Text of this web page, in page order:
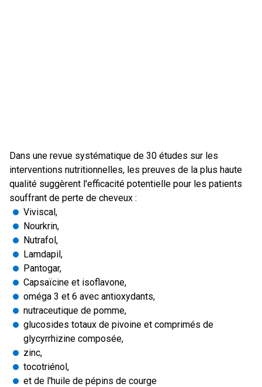
Dans une revue systématique de 30 études sur les
interventions nutritionnelles, les preuves de la plus haute
qualité suggèrent l'efficacité potentielle pour les patients
souffrant de perte de cheveux :
Viviscal,
Nourkrin,
Nutrafol,
Lamdapil,
Pantogar,
Capsaïcine et isoflavone,
oméga 3 et 6 avec antioxydants,
nutraceutique de pomme,
glucosides totaux de pivoine et comprimés de
glycyrrhizine composée,
zinc,
tocotriénol,
et de l'huile de pépins de courge